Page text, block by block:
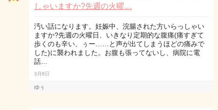
しゃいますか?先週の火曜…
汚い話になります。妊娠中、浣腸された方いらっしゃい
ますか?先週の火曜日、いきなり定期的な腹痛(痛すぎて
歩くのも辛い、ぅー……と声が出てしまうほどの痛みで
した)に襲われました。お腹も張ってないし、病院に電
話…
3月8日
ゆぅ